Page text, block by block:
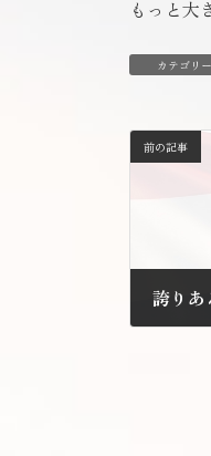
もっと大
カテゴリー
前の記事
誇りあ